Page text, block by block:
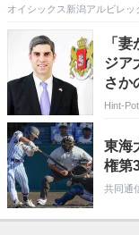
オイシックス新潟アルビレ
「
ジア
さか
ーー
Hint-Pot
東海
権第
共同通